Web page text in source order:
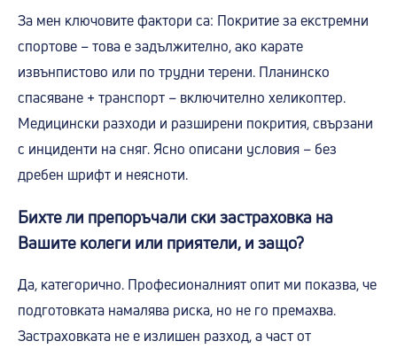
За мен ключовите фактори са: Покритие за екстремни
спортове – това е задължително, ако карате
извънпистово или по трудни терени. Планинско
спасяване + транспорт – включително хеликоптер.
Медицински разходи и разширени покрития, свързани
с инциденти на сняг. Ясно описани условия – без
дребен шрифт и неясноти.
Бихте ли препоръчали ски застраховка на
Вашите колеги или приятели, и защо?
Да, категорично. Професионалният опит ми показва, че
подготовката намалява риска, но не го премахва.
Застраховката не е излишен разход, а част от